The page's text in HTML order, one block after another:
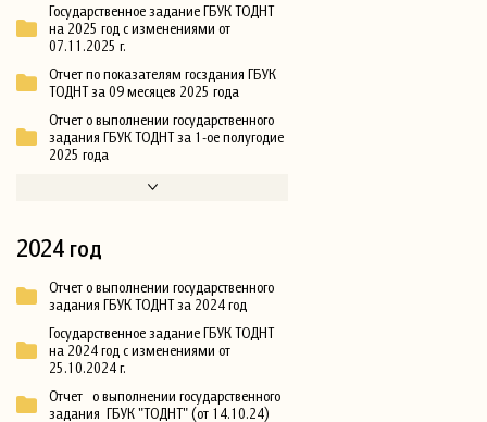
Государственное задание ГБУК ТОДНТ
на 2025 год с изменениями от
07.11.2025 г.
Отчет по показателям госздания ГБУК
ТОДНТ за 09 месяцев 2025 года
Отчет о выполнении государственного
задания ГБУК ТОДНТ за 1-ое полугодие
2025 года
2024 год
Отчет о выполнении государственного
задания ГБУК ТОДНТ за 2024 год
Государственное задание ГБУК ТОДНТ
на 2024 год с изменениями от
25.10.2024 г.
Отчет о выполнении государственного
задания ГБУК "ТОДНТ" (от 14.10.24)